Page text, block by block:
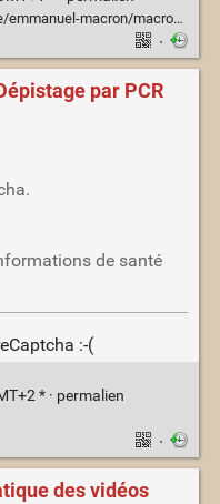
empecher-les-skieurs-francais-d-aller-a-l-etranger-a-noel-7068723
·
par PCR
de santé
:-(
* · permalien
·
des vidéos